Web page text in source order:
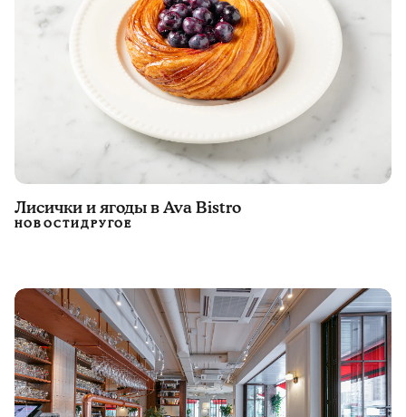
Лисички и ягоды в Ava Bistro
НОВОСТИДРУГОЕ